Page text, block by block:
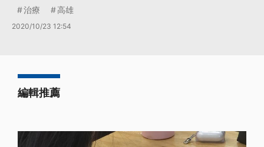
治療 高雄
2020/10/23 12:54
編輯推薦